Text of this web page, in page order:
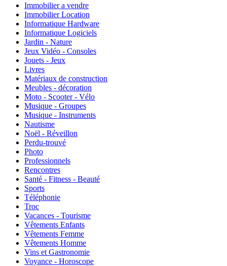
Immobilier a vendre
Immobilier Location
Informatique Hardware
Informatique Logiciels
Jardin - Nature
Jeux Vidéo - Consoles
Jouets - Jeux
Livres
Matériaux de construction
Meubles - décoration
Moto - Scooter - Vélo
Musique - Groupes
Musique - Instruments
Nautisme
Noël - Réveillon
Perdu-trouvé
Photo
Professionnels
Rencontres
Santé - Fitness - Beauté
Sports
Téléphonie
Troc
Vacances - Tourisme
Vêtements Enfants
Vêtements Femme
Vêtements Homme
Vins et Gastronomie
Voyance - Horoscope